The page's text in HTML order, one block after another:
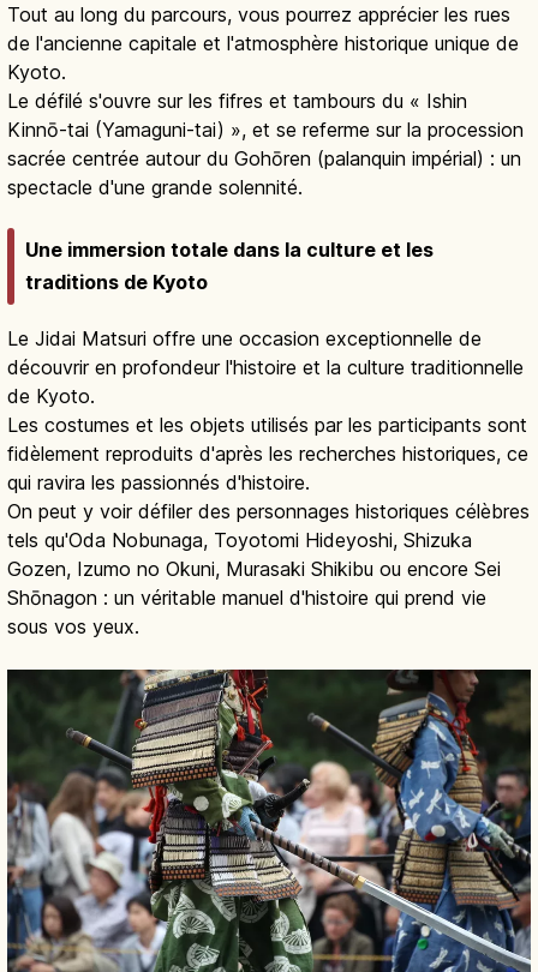
Tout au long du parcours, vous pourrez apprécier les rues
de l'ancienne capitale et l'atmosphère historique unique de
Kyoto.
Le défilé s'ouvre sur les fifres et tambours du « Ishin
Kinnō-tai (Yamaguni-tai) », et se referme sur la procession
sacrée centrée autour du Gohōren (palanquin impérial) : un
spectacle d'une grande solennité.
Une immersion totale dans la culture et les
traditions de Kyoto
Le Jidai Matsuri offre une occasion exceptionnelle de
découvrir en profondeur l'histoire et la culture traditionnelle
de Kyoto.
Les costumes et les objets utilisés par les participants sont
fidèlement reproduits d'après les recherches historiques, ce
qui ravira les passionnés d'histoire.
On peut y voir défiler des personnages historiques célèbres
tels qu'Oda Nobunaga, Toyotomi Hideyoshi, Shizuka
Gozen, Izumo no Okuni, Murasaki Shikibu ou encore Sei
Shōnagon : un véritable manuel d'histoire qui prend vie
sous vos yeux.